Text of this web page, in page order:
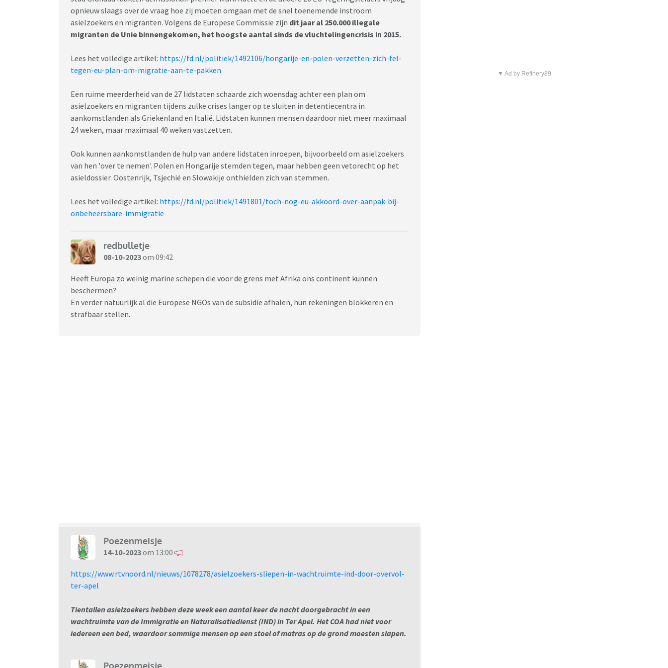
opnieuw slaags over de vraag hoe zij moeten omgaan met de snel toenemende instroom
asielzoekers en migranten. Volgens de Europese Commissie zijn dit jaar al 250.000 illegale
migranten de Unie binnengekomen, het hoogste aantal sinds de vluchtelingencrisis in 2015.
Lees het volledige artikel: https://fd.nl/politiek/1492106/hongarije-en-polen-verzetten-zich-fel-
tegen-eu-plan-om-migratie-aan-te-pakken
Een ruime meerderheid van de 27 lidstaten schaarde zich woensdag achter een plan om
asielzoekers en migranten tijdens zulke crises langer op te sluiten in detentiecentra in
aankomstlanden als Griekenland en Italië. Lidstaten kunnen mensen daardoor niet meer maximaal
24 weken, maar maximaal 40 weken vastzetten.
Ook kunnen aankomstlanden de hulp van andere lidstaten inroepen, bijvoorbeeld om asielzoekers
van hen 'over te nemen'. Polen en Hongarije stemden tegen, maar hebben geen vetorecht op het
asieldossier. Oostenrijk, Tsjechië en Slowakije onthielden zich van stemmen.
Lees het volledige artikel: https://fd.nl/politiek/1491801/toch-nog-eu-akkoord-over-aanpak-bij-
onbeheersbare-immigratie
redbulletje
08-10-2023om 09:42
Heeft Europa zo weinig marine schepen die voor de grens met Afrika ons continent kunnen
beschermen?
En verder natuurlijk al die Europese NGOs van de subsidie afhalen, hun rekeningen blokkeren en
strafbaar stellen.
Poezenmeisje
14-10-2023om 13:00
https://www.rtvnoord.nl/nieuws/1078278/asielzoekers-sliepen-in-wachtruimte-ind-door-overvol-
ter-apel
Tientallen asielzoekers hebben deze week een aantal keer de nacht doorgebracht in een
wachtruimte van de Immigratie en Naturalisatiedienst (IND) in Ter Apel. Het COA had niet voor
iedereen een bed, waardoor sommige mensen op een stoel of matras op de grond moesten slapen.
Poezenmeisje
▼ Ad by Refinery89